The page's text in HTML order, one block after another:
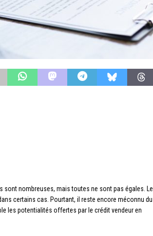
sont nombreuses, mais toutes ne sont pas égales. Le
certains cas. Pourtant, il reste encore méconnu du
les potentialités offertes par le crédit vendeur en